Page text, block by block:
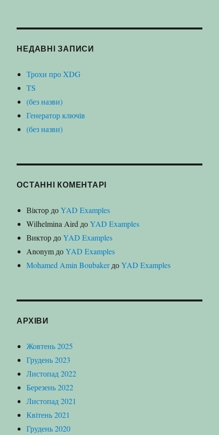
НЕДАВНІ ЗАПИСИ
Трохи про XDG
TS
(без назви)
Генератор ключів
(без назви)
ОСТАННІ КОМЕНТАРІ
Віктор доYAD Examples
Wilhelmina Aird доYAD Examples
Виктор доYAD Examples
Anonym доYAD Examples
Mohamed Amin BoubakerдоYAD Examples
АРХІВИ
Жовтень 2025
Грудень 2023
Листопад 2022
Березень 2022
Листопад 2021
Квітень 2021
Грудень 2020